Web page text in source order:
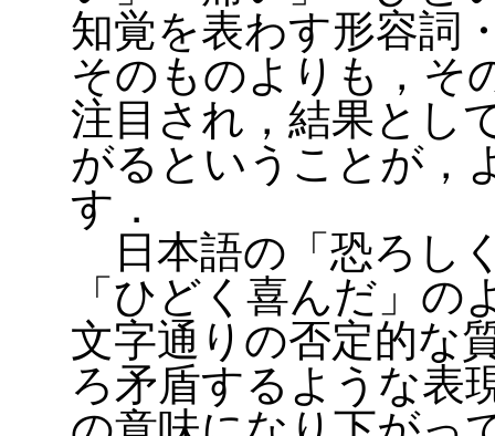
知覚を表わす形容詞
そのものよりも，そ
注目され，結果とし
がるということが，
す．
日本語の「恐ろし
「ひどく喜んだ」
文字通りの否定的な
ろ矛盾するような表